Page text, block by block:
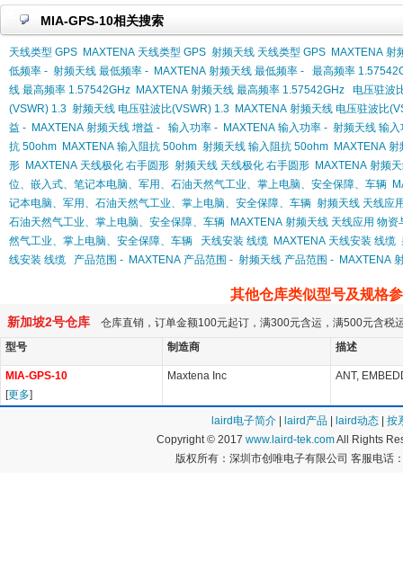
MIA-GPS-10相关搜索
天线类型 GPS MAXTENA 天线类型 GPS 射频天线 天线类型 GPS MAXTENA 射
低频率 - 射频天线 最低频率 - MAXTENA 射频天线 最低频率 -
最高频率
线 最高频率 1.57542GHz MAXTENA 射频天线 最高频率 1.57542GHz
电压驻波
(VSWR) 1.3 射频天线 电压驻波比(VSWR) 1.3 MAXTENA 射频天线 电压驻波比
益 - MAXTENA 射频天线 增益 - 输入功率 - MAXTENA 输入功率 - 射频天线 输入
抗 50ohm MAXTENA 输入阻抗 50ohm 射频天线 输入阻抗 50ohm MAXTENA
形 MAXTENA 天线极化 右手圆形 射频天线 天线极化 右手圆形 MAXTENA 射频
位、嵌入式、笔记本电脑、军用、石油天然气工业、掌上电脑、安全保障、车辆
记本电脑、军用、石油天然气工业、掌上电脑、安全保障、车辆 射频天线 天线应
石油天然气工业、掌上电脑、安全保障、车辆 MAXTENA 射频天线 天线应用 物
然气工业、掌上电脑、安全保障、车辆
天线安装 线缆 MAXTENA 天线安装 线缆
线安装 线缆
产品范围 - MAXTENA 产品范围 - 射频天线 产品范围 - MAXTENA
其他仓库类似型号及规格
新加坡2号仓库 仓库直销，订单金额100元起订，满300元含运，满500元含税
型号
制造商 描述
MIA-GPS-10
[更多]
Maxtena Inc ANT,
laird电子简介 laird产品 laird动态
按
Copyright © 2017 www.laird-tek.comAll Rights
版权所有：深圳市创唯电子有限公司 客服电话